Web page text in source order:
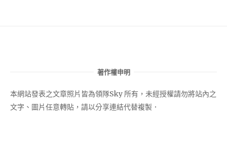
著作權申明
本網站發表之文章照片皆為領隊Sky 所有，未經授權請勿將站內之
文字、圖片任意轉貼，請以分享連結代替複製．